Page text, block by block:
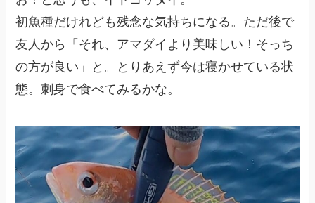
初魚種だけれども残念な気持ちになる。ただ後で
友人から「それ、アマダイより美味しい！そっち
の方が良い」と。とりあえず今は寝かせている状
態。刺身で食べてみるかな。